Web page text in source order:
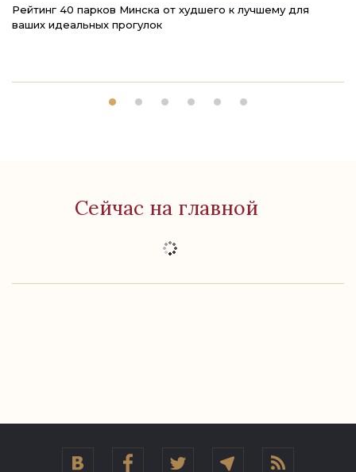
Рейтинг 40 парков Минска от худшего к лучшему для
ваших идеальных прогулок
Сейчас на главной